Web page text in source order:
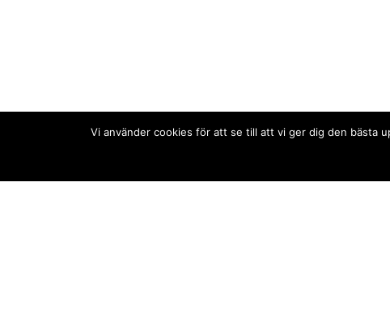
Vi använder cookies för att se till att vi ger dig den bästa